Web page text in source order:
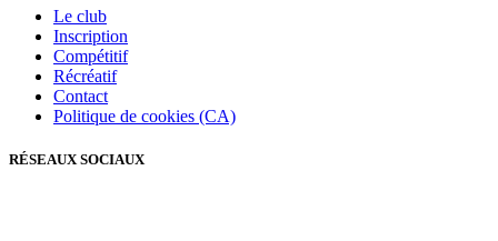
Le club
Inscription
Compétitif
Récréatif
Contact
Politique de cookies (CA)
RÉSEAUX SOCIAUX